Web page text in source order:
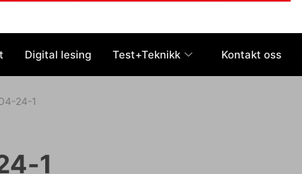
Digital lesing Test+Teknikk Kontakt oss
24-1
1